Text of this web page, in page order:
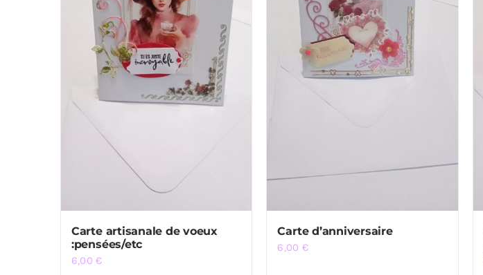
Carte artisanale de voeux
:pensées/etc
6,00€
Carte d’anniversaire
6,00 €